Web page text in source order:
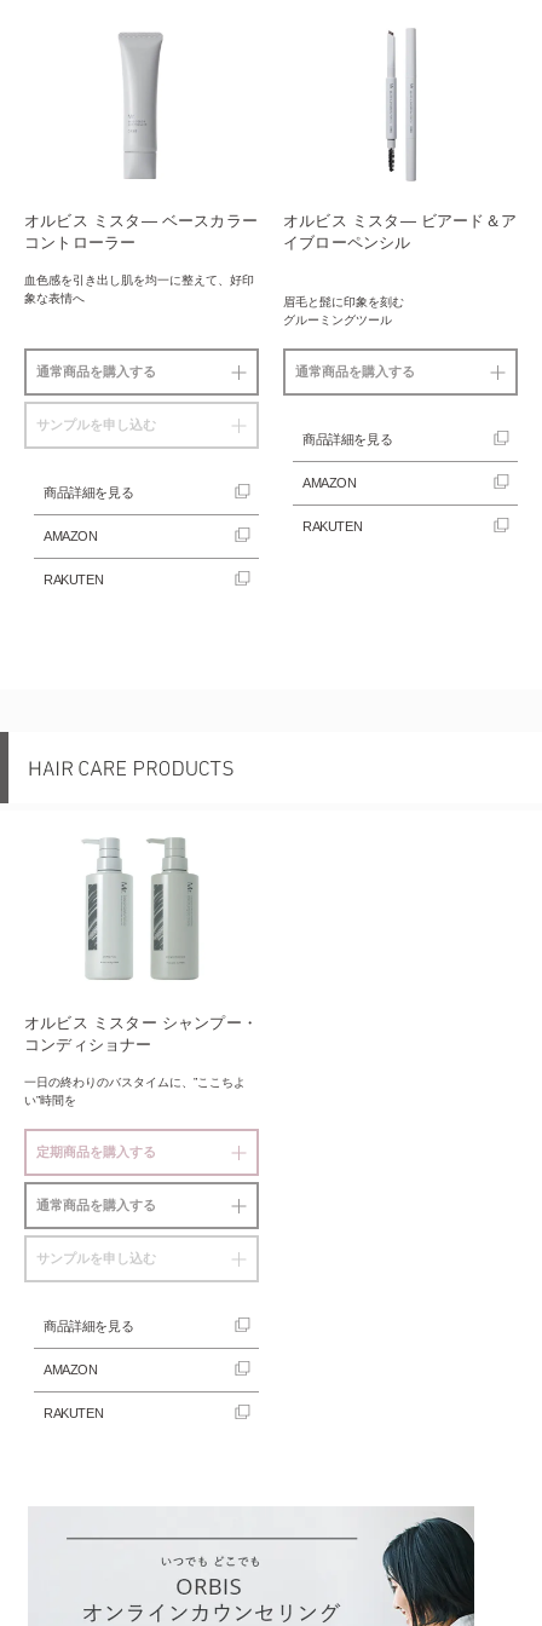
オルビス ミスタ― ベースカラー
コントローラー
血色感を引き出し肌を均一に整えて、 好印
象な表情へ
通常商品を購入する
サンプルを申し込む
商品詳細を見る
AMAZON
RAKUTEN
オルビス ミスタ― ビアード＆ア
イブローペンシル
眉毛と髭に印象を刻む
グルーミングツール
通常商品を購入する
商品詳細を見る
AMAZON
RAKUTEN
オルビス ミスター シャンプー・
コンディショナー
一日の終わりのバスタイムに、”ここちよ
い”時間を
定期商品を購入する
通常商品を購入する
サンプルを申し込む
商品詳細を見る
AMAZON
RAKUTEN